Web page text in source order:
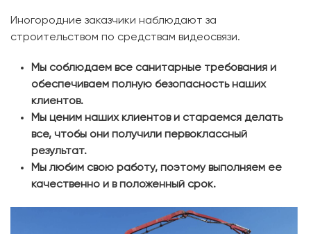
Иногородние заказчики наблюдают за
строительством по средствам видеосвязи.
Мы соблюдаем все санитарные требования и
обеспечиваем полную безопасность наших
клиентов.
Мы ценим наших клиентов и стараемся делать
все, чтобы они получили первоклассный
результат.
Мы любим свою работу, поэтому выполняем ее
качественно и в положенный срок.